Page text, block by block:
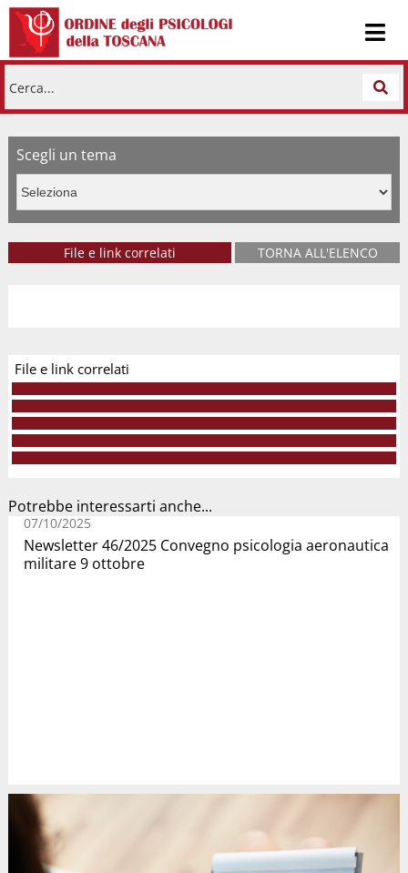
Cerca...
Scegli un tema
News TORNA ALL'ELENCO
File e link correlati
File e link correlati
Potrebbe interessarti anche...
07/10/2025
Newsletter 46/2025 Convegno psicologia aeronautica
militare 9 ottobre